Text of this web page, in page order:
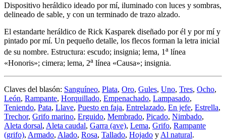
Dispositivo heráldico ideado por mí, iluminado con luces y sombras,
delineado de sable, y con un terminado de trazo alzado.
El estandarte heráldico de Rick Kasparek diseñado por él y por mí y
pintado por mí. Un pequeño detalle, los flecos forman la letra inicial
de su nombre. Estructura: escudo; insignia; lema, 1 a línea
«Honoris»; cimera; lema, 2a línea «Causa»; insignia.
Claves del blasón: Sanguíneo, Plata, Oro, Gules, Uno, Tres, Ocho,
León, Rampante, Horquillado, Empenachado, Lampasado,
Teniendo, Pata, Llave, Puesto en faja, Entrelazado, En jefe, Estrella,
Trechor, Grifo marino, Erguido, Membrado, Picado, Nimbado,
Aleta dorsal, Aleta caudal, Garra (ave), Lema, Grifo, Rampante
(grifo), Armado, Alado, Rosa, Tallado, Hojado y Al natural.